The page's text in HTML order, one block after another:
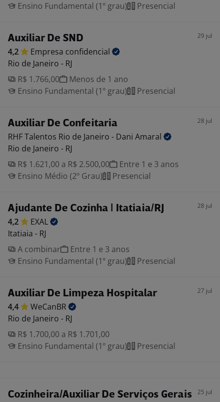
Ensino Fundamental (1º grau)
Presencial
Auxiliar De SND 29 jul
4,2 Empresa confidencial
Rio de Janeiro - RJ
R$ 1.766,00
Menos de 1 ano
Ensino Fundamental (1º grau)
Presencial
Auxiliar De Confeitaria 28 jul
RHF Talentos Rio de Janeiro - Dani Amaral
Rio de Janeiro - RJ
R$ 1.621,00 a R$ 2.500,00
Entre 1 e 3 anos
Ensino Médio (2º Grau)
Presencial
Ajudante De Cozinha | Itatiaia/RJ 28 jul
4,2
EXAL
Itatiaia - RJ
A combinar
Entre 1 e 3 anos
Ensino Fundamental (1º grau)
Presencial
Auxiliar De Limpeza Hospitalar 27 jul
4,4
WeCanBR
Rio de Janeiro - RJ
R$ 1.700,00 a R$ 1.701,00
Ensino Fundamental (1º grau)
Presencial
Cozinheira/Auxiliar De Serviços Gerais 25 jul